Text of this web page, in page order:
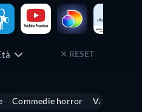
Troverete i film
RESET
Commedie horror Vacanze